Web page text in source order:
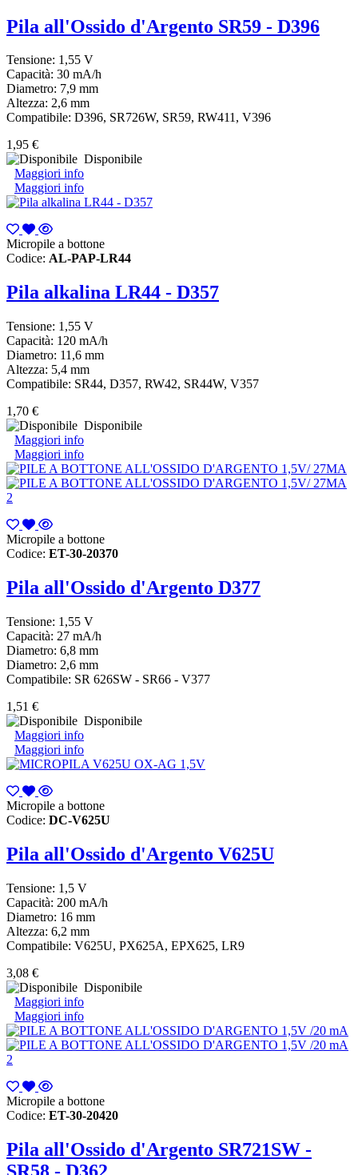
Pila all'Ossido d'Argento SR59 - D396
Tensione: 1,55 V
Capacità: 30 mA/h
Diametro: 7,9 mm
Altezza: 2,6 mm
Compatibile: D396, SR726W, SR59, RW411, V396
1,95 €
Disponibile
Maggiori info
Maggiori info
Micropile a bottone
Codice: AL-PAP-LR44
Pila alkalina LR44 - D357
Tensione: 1,55 V
Capacità: 120 mA/h
Diametro: 11,6 mm
Altezza: 5,4 mm
Compatibile: SR44, D357, RW42, SR44W, V357
1,70 €
Disponibile
Maggiori info
Maggiori info
Micropile a bottone
Codice: ET-30-20370
Pila all'Ossido d'Argento D377
Tensione: 1,55 V
Capacità: 27 mA/h
Diametro: 6,8 mm
Diametro: 2,6 mm
Compatibile: SR 626SW - SR66 - V377
1,51 €
Disponibile
Maggiori info
Maggiori info
Micropile a bottone
Codice: DC-V625U
Pila all'Ossido d'Argento V625U
Tensione: 1,5 V
Capacità: 200 mA/h
Diametro: 16 mm
Altezza: 6,2 mm
Compatibile: V625U, PX625A, EPX625, LR9
3,08 €
Disponibile
Maggiori info
Maggiori info
Micropile a bottone
Codice: ET-30-20420
Pila all'Ossido d'Argento SR721SW -